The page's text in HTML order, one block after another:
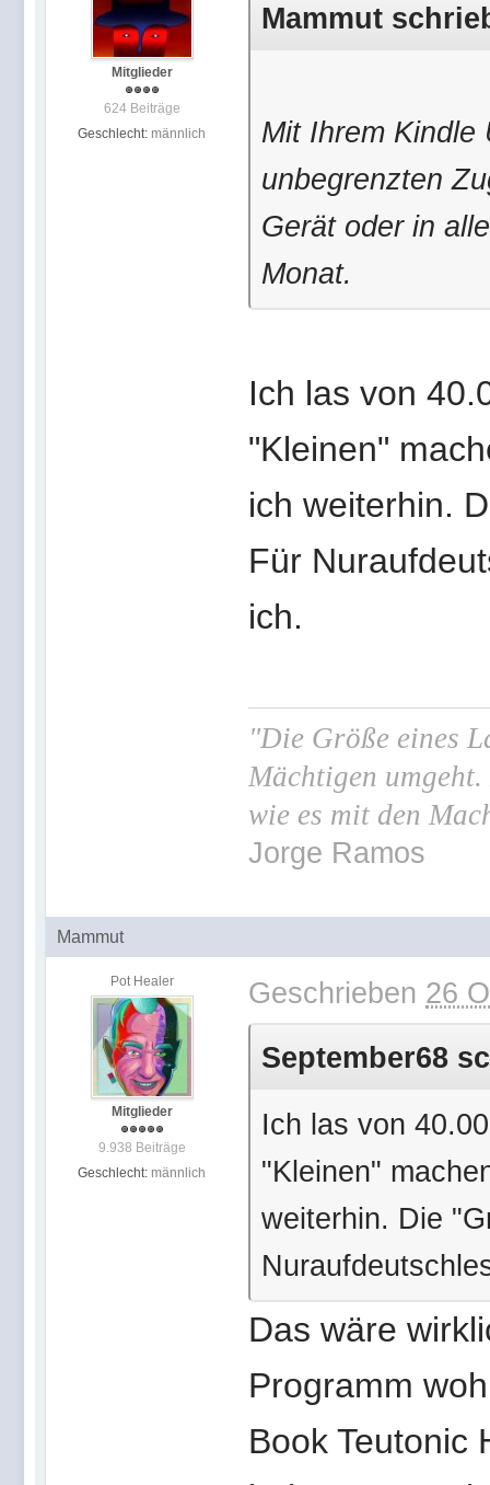
Mitglieder
624 Beiträge
Geschlecht: männlich
Mammut
Mit Ihrem Kindle
unbegrenzten
Gerät oder in
Monat.
Ich las von
"Kleinen"
ich weiterhin.
Für
ich.
"Die Größe eines
Mächtigen
wie es mit den
Jorge Ramos
Mammut
Pot Healer
Mitglieder
9.938 Beiträge
Geschlecht: männlich
Geschrieben 26
September68
Ich las von
"Kleinen"
weiterhin. Die
Das wäre
Programm
Book Teutonic